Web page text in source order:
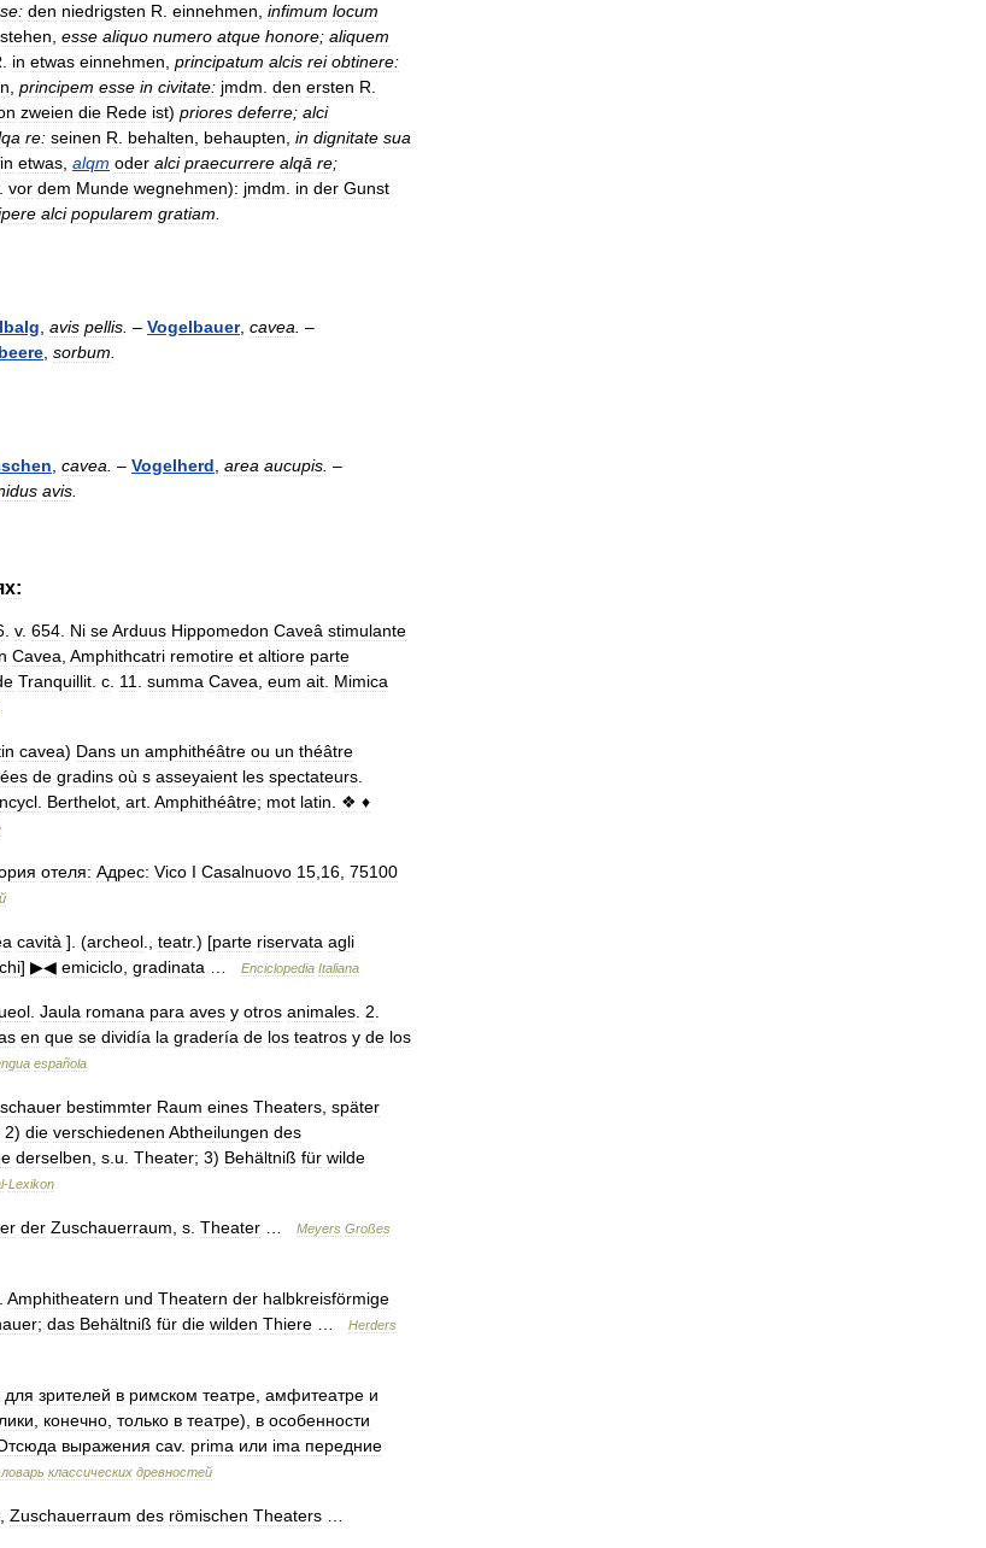
den niedrigsten R einnehmen infimum locum
stehen esse aliquo numero atque honore; aliquem
in etwas einnehmen principatum alcis rei obtinere:
principem esse in civitate: jmdm den ersten R
zweien die Rede ist) priores deferre; alci
re: seinen R behalten behaupten in dignitate sua
in etwas alqm oder alci praecurrere alqā re;
vor dem Munde wegnehmen): jmdm in der Gunst
alci popularem gratiam
avis pellis – Vogelbauer, cavea –
sorbum
cavea – Vogelherd area aucupis –
avis
v. 654 Ni seArduus Hippomedon Caveâ stimulante
Cavea Amphithcatri remotire et altiore parte
Tranquillit c 11 summa Cavea eum ait Mimica
cavea) Dans un amphithéâtre ou un théâtre
de gradins où s asseyaient les spectateurs
Berthelot art Amphithéâtre; mot latin ❖ ♦
отеля: Адрес: Vico I Casalnuovo 15 16 75100
cavità ]. (archeol teatr.) [parte riservata agli
] ▶◀ emiciclo gradinata Enciclopedia Italiana
Jaula romana para aves y otros animales 2
en que se dividía la gradería de los teatros y de los
española
bestimmter Raum eines Theaters später
2) die verschiedenen Abtheilungen des
derselben s u Theater; 3) Behältniß für wilde
-Lexikon
der Zuschauerraum s Theater Meyers Großes
Amphitheatern und Theatern der halbkreisförmige
; das Behältniß für die wilden Thiere
Herders
для зрителей в римском театре амфитеатре и
конечно только в театре), в особенности
выражения cav. prima или ima передние
классических древностей
Zuschauerraum des römischen Theaters